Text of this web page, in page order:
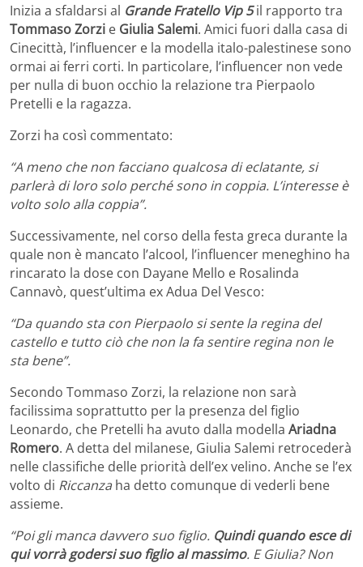
Inizia a sfaldarsi al Grande Fratello Vip 5il rapporto tra
Tommaso Zorzi e Giulia Salemi. Amici fuori dalla casa di
Cinecittà, l’influencer e la modella italo-palestinese sono
ormai ai ferri corti. In particolare, l’influencer non vede
per nulla di buon occhio la relazione tra Pierpaolo
Pretelli e la ragazza.
Zorzi ha così commentato:
“A meno che non facciano qualcosa di eclatante, si
parlerà di loro solo perché sono in coppia. L’interesse è
volto solo alla coppia”.
Successivamente, nel corso della festa greca durante la
quale non è mancato l’alcool, l’influencer meneghino ha
rincarato la dose con Dayane Mello e Rosalinda
Cannavò, quest’ultima ex Adua Del Vesco:
“Da quando sta con Pierpaolo si sente la regina del
castello e tutto ciò che non la fa sentire regina non le
sta bene”.
Secondo Tommaso Zorzi, la relazione non sarà
facilissima soprattutto per la presenza del figlio
Leonardo, che Pretelli ha avuto dalla modella Ariadna
Romero. A detta del milanese, Giulia Salemi retrocederà
nelle classifiche delle priorità dell’ex velino. Anche se l’ex
volto di Riccanza ha detto comunque di vederli bene
assieme.
“Poi gli manca davvero suo figlio. Quindi quando esce di
qui vorrà godersi suo figlio al massimo. E Giulia? Non